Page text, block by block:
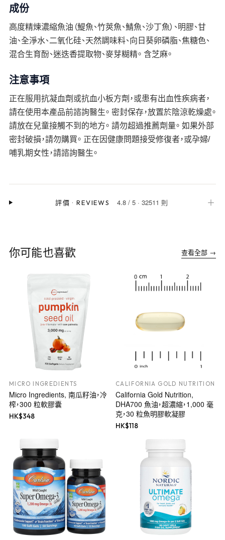
成份
高度精煉濃縮魚油（鯷魚、竹莢魚、鯖魚、沙丁魚）、明膠、甘
油、全淨水、二氧化硅、天然調味料、向日葵卵磷脂、焦糖色、
混合生育酚、迷迭香提取物、麥芽糊精。 含芝麻。
注意事項
正在服用抗凝血劑或抗血小板方劑，或患有出血性疾病者，
請在使用本產品前諮詢醫生。 密封保存，放置於陰涼乾燥處。
請放在兒童接觸不到的地方。 請勿超過推薦劑量。 如果外部
密封破損，請勿購買。 正在因健康問題接受修復者，或孕婦/
哺乳期女性，請諮詢醫生。
評價 ·REVIEWS 4.8/ 5· 32511 則 ＋
你可能也喜歡 查看全部 →
MICRO INGREDIENTS
Micro Ingredients, 南瓜籽油，冷
榨，300 粒軟膠囊
HK$348
CALIFORNIA GOLD NUTRITION
California Gold Nutrition,
DHA700 魚油，超濃縮，1,000 毫
克，30 粒魚明膠軟凝膠
HK$118